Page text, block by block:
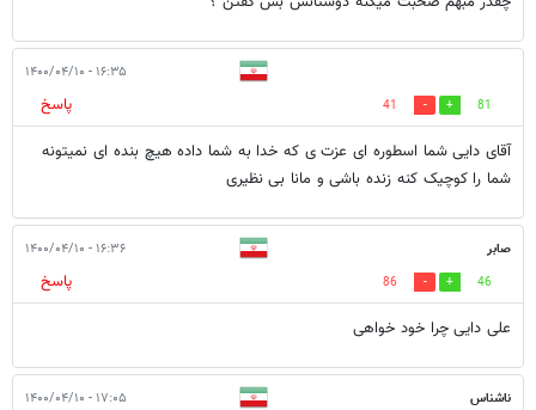
۱۶:۳۵ - ۱۴۰۰/۰۴/۱۰
81
41
پاسخ
آقای دایی شما اسطوره ای عزت ی که خدا به شما داده هیچ بنده ای نمیتونه
شما را کوچیک کنه زنده باشی و مانا بی نظیری
صابر ۱۶:۳۶ - ۱۴۰۰/۰۴/۱۰
46
86
پاسخ
علی دایی چرا خود خواهی
ناشناس ۱۷:۰۵ - ۱۴۰۰/۰۴/۱۰